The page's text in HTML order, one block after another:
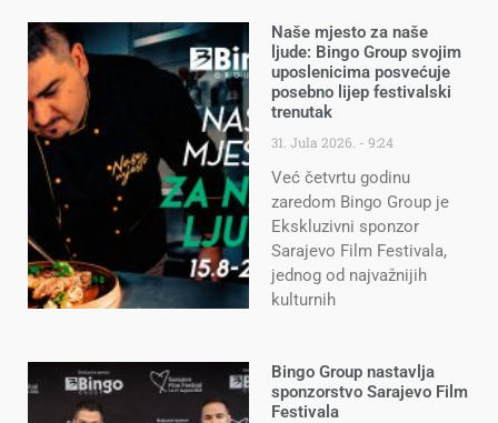
Naše mjesto za naše
ljude: Bingo Group svojim
uposlenicima posvećuje
posebno lijep festivalski
trenutak
31. Jula 2026. 9:24
Već četvrtu godinu
zaredom Bingo Group je
Ekskluzivni sponzor
Sarajevo Film Festivala,
jednog od najvažnijih
kulturnih
Bingo Group nastavlja
sponzorstvo Sarajevo Film
Festivala